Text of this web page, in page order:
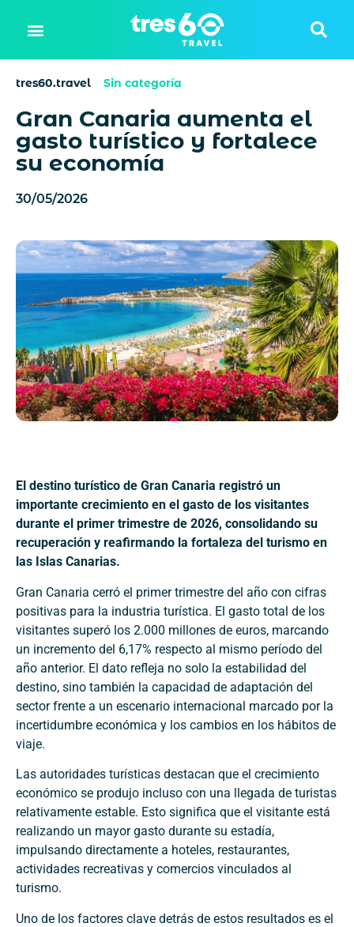
tres60.travel Sin categoría
Gran Canaria aumenta el
gasto turístico y fortalece
su economía
30/05/2026
El destino turístico de Gran Canaria registró un
importante crecimiento en el gasto de los visitantes
durante el primer trimestre de 2026, consolidando su
recuperación y reafirmando la fortaleza del turismo en
las Islas Canarias.
Gran Canaria cerró el primer trimestre del año con cifras
positivas para la industria turística. El gasto total de los
visitantes superó los 2.000 millones de euros, marcando
un incremento del 6,17% respecto al mismo período del
año anterior. El dato refleja no solo la estabilidad del
destino, sino también la capacidad de adaptación del
sector frente a un escenario internacional marcado por la
incertidumbre económica y los cambios en los hábitos de
viaje.
Las autoridades turísticas destacan que el crecimiento
económico se produjo incluso con una llegada de turistas
relativamente estable. Esto significa que el visitante está
realizando un mayor gasto durante su estadía,
impulsando directamente a hoteles, restaurantes,
actividades recreativas y comercios vinculados al
turismo.
Uno de los factores clave detrás de estos resultados es el